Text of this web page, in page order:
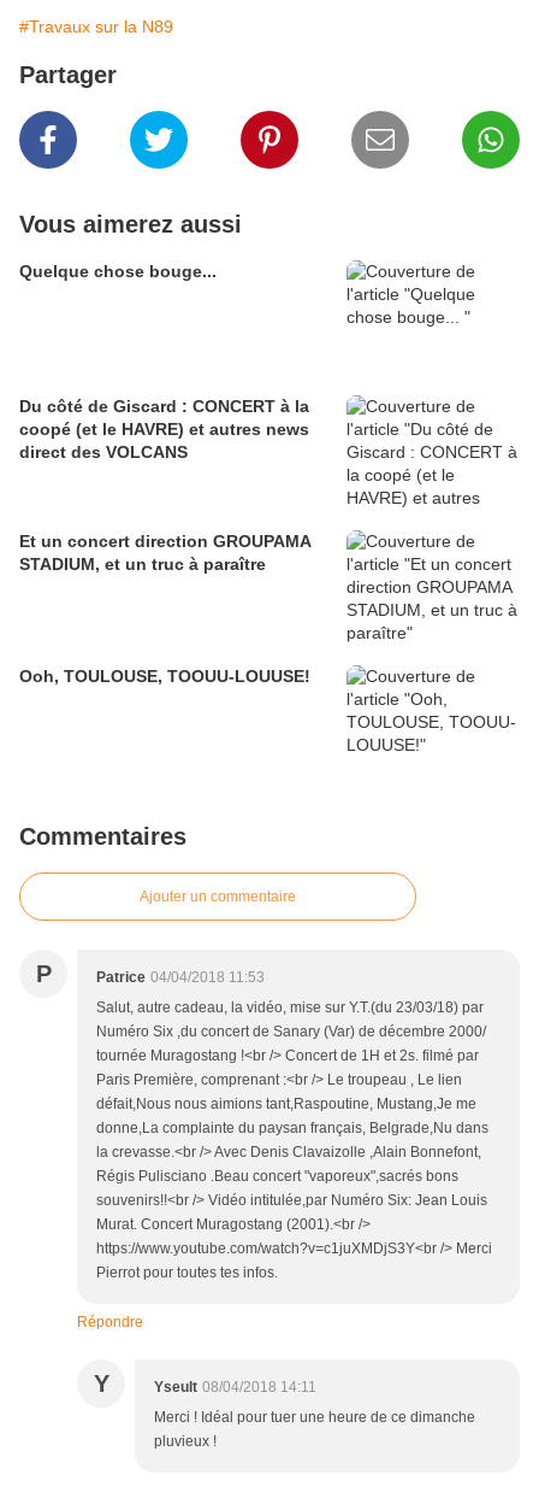
#Travaux sur la N89
Partager
Vous aimerez aussi
Quelque chose bouge...
Du côté de Giscard : CONCERT à la
coopé (et le HAVRE) et autres news
direct des VOLCANS
Et un concert direction GROUPAMA
STADIUM, et un truc à paraître
Ooh, TOULOUSE, TOOUU-LOUUSE!
Commentaires
Ajouter un commentaire
P Patrice 04/04/2018 11:53
Salut, autre cadeau, la vidéo, mise sur Y.T.(du 23/03/18) par
Numéro Six ,du concert de Sanary (Var) de décembre 2000/
tournée Muragostang !<br /> Concert de 1H et 2s. filmé par
Paris Première, comprenant :<br /> Le troupeau , Le lien
défait,Nous nous aimions tant,Raspoutine, Mustang,Je me
donne,La complainte du paysan français, Belgrade,Nu dans
la crevasse.<br /> Avec Denis Clavaizolle ,Alain Bonnefont,
Régis Pulisciano .Beau concert "vaporeux",sacrés bons
souvenirs!!<br /> Vidéo intitulée,par Numéro Six: Jean Louis
Murat. Concert Muragostang (2001).<br />
https://www.youtube.com/watch?v=c1juXMDjS3Y<br /> Merci
Pierrot pour toutes tes infos.
Répondre
Y Yseult 08/04/2018 14:11
Merci ! Idéal pour tuer une heure de ce dimanche
pluvieux !